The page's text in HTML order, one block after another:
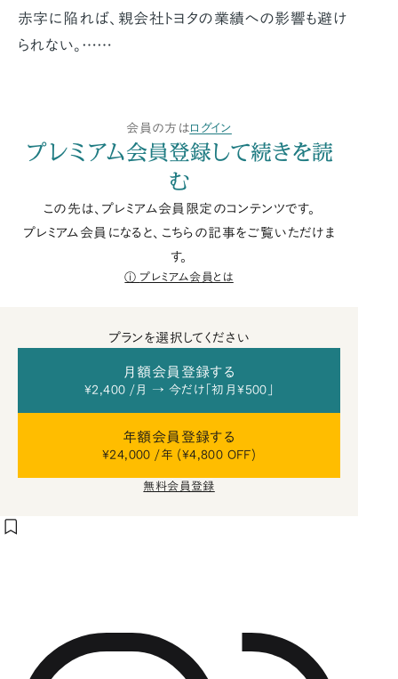
赤字に陥れば、親会社トヨタの業績への影響も避け
られない。……
会員の方はログイン
プレミアム会員登録して続きを読
む
この先は、プレミアム会員限定のコンテンツです。
プレミアム会員になると、こちらの記事をご覧いただけま
す。
プレミアム会員とは
プランを選択してください
月額会員登録する
¥2,400 /月 → 今だけ「初月¥500」
年額会員登録する
¥24,000 /年 (¥4,800 OFF)
無料会員登録